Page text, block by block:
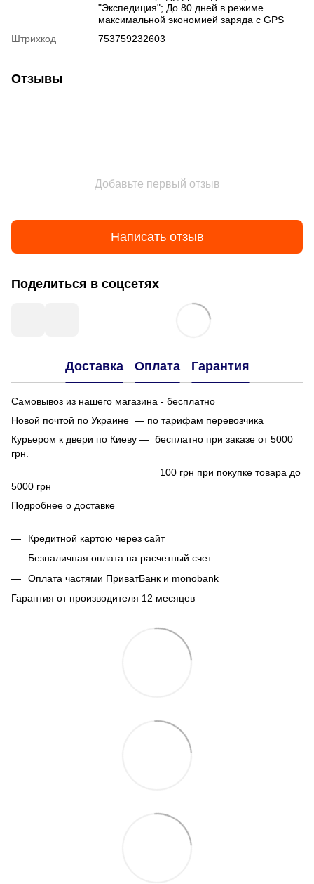
"Экспедиция"; До 80 дней в режиме
максимальной экономией заряда с GPS
Штрихкод
753759232603
Отзывы
Добавьте первый отзыв
Написать отзыв
Поделиться в соцсетях
Доставка Оплата Гарантия
Самовывоз из нашего магазина - бесплатно
Новой почтой по Украине — по тарифам перевозчика
Курьером к двери по Киеву — бесплатно при заказе от 5000
грн.
100 грн при покупке товара до
5000 грн
Подробнее о доставке
Кредитной картою через сайт
Безналичная оплата на расчетный счет
Оплата частями ПриватБанк и monobank
Гарантия от производителя 12 месяцев